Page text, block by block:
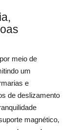
meio de
um
e
de deslizamento
magnético,